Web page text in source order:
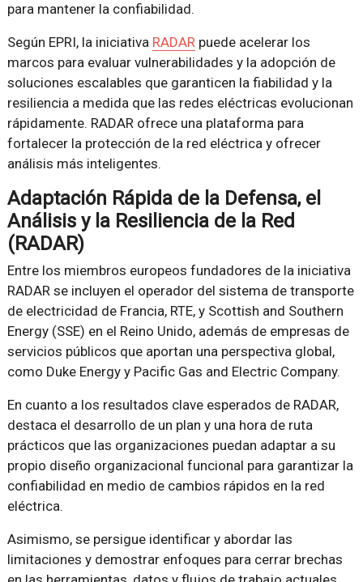
para mantener la confiabilidad.
Según EPRI, la iniciativa RADARpuede acelerar los
marcos para evaluar vulnerabilidades y la adopción de
soluciones escalables que garanticen la fiabilidad y la
resiliencia a medida que las redes eléctricas evolucionan
rápidamente. RADAR ofrece una plataforma para
fortalecer la protección de la red eléctrica y ofrecer
análisis más inteligentes.
Adaptación Rápida de la Defensa, el
Análisis y la Resiliencia de la Red
(RADAR)
Entre los miembros europeos fundadores de la iniciativa
RADAR se incluyen el operador del sistema de transporte
de electricidad de Francia, RTE, y Scottish and Southern
Energy (SSE) en el Reino Unido, además de empresas de
servicios públicos que aportan una perspectiva global,
como Duke Energy y Pacific Gas and Electric Company.
En cuanto a los resultados clave esperados de RADAR,
destaca el desarrollo de un plan y una hora de ruta
prácticos que las organizaciones puedan adaptar a su
propio diseño organizacional funcional para garantizar la
confiabilidad en medio de cambios rápidos en la red
eléctrica.
Asimismo, se persigue identificar y abordar las
limitaciones y demostrar enfoques para cerrar brechas